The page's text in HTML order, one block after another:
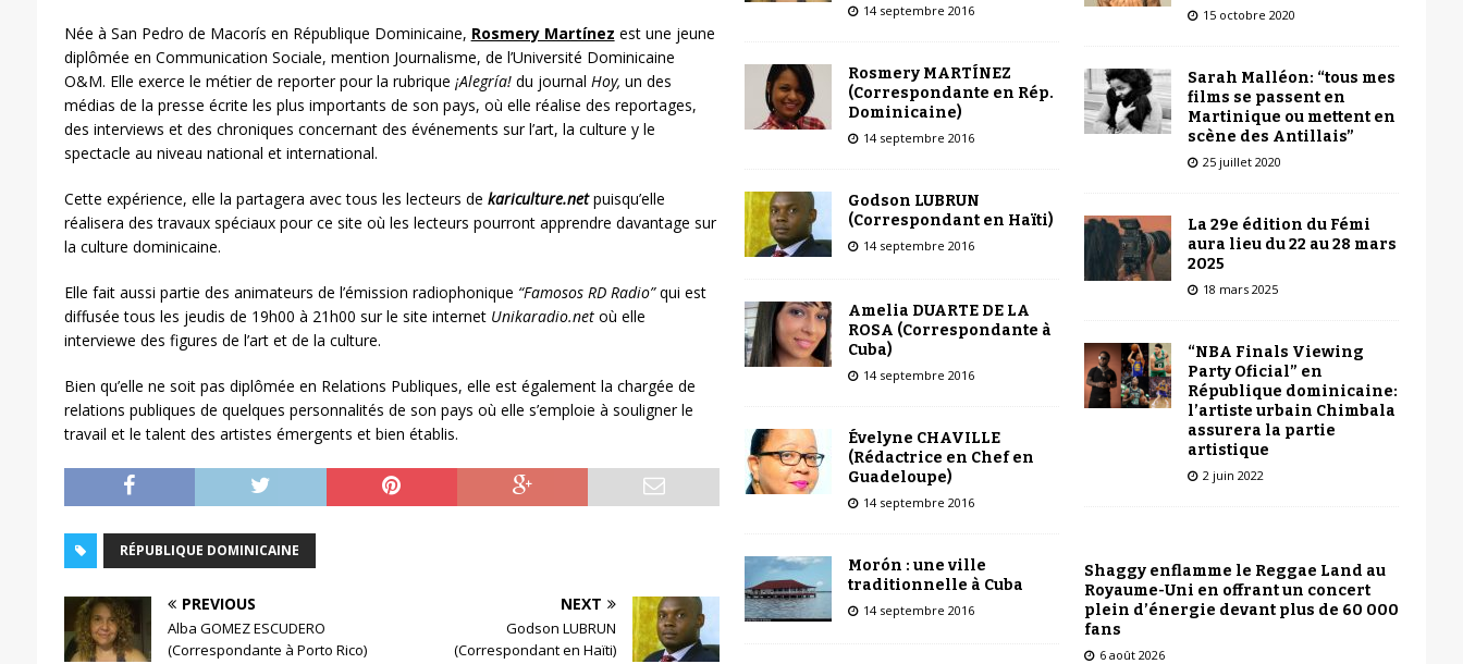
Née à San Pedro de Macorís en République Dominicaine, Rosmery Martínez est une jeune
diplômée en Communication Sociale, mention Journalisme, de l’Université Dominicaine
O&M. Elle exerce le métier de reporter pour la rubrique ¡Alegría! du journal Hoy, un des
médias de la presse écrite les plus importants de son pays, où elle réalise des reportages,
des interviews et des chroniques concernant des événements sur l’art, la culture y le
spectacle au niveau national et international.
Cette expérience, elle la partagera avec tous les lecteurs de kariculture.netpuisqu’elle
réalisera des travaux spéciaux pour ce site où les lecteurs pourront apprendre davantage sur
la culture dominicaine.
Elle fait aussi partie des animateurs de l’émission radiophonique “Famosos RD Radio”qui est
diffusée tous les jeudis de 19h00 à 21h00 sur le site internet Unikaradio.netoù elle
interviewe des figures de l’art et de la culture.
Bien qu’elle ne soit pas diplômée en Relations Publiques, elle est également la chargée de
relations publiques de quelques personnalités de son pays où elle s’emploie à souligner le
travail et le talent des artistes émergents et bien établis.
RÉPUBLIQUE DOMINICAINE
PREVIOUS
Alba GOMEZ ESCUDERO
(Correspondante à Porto Rico)
NEXT
Godson LUBRUN
(Correspondant en Haïti)
14 septembre 2016
Rosmery MARTÍNEZ
(Correspondante en Rép.
Dominicaine)
14 septembre 2016
Godson LUBRUN
(Correspondant en Haïti)
14 septembre 2016
Amelia DUARTE DE LA
ROSA (Correspondante à
Cuba)
14 septembre 2016
Évelyne CHAVILLE
(Rédactrice en Chef en
Guadeloupe)
14 septembre 2016
Morón : une ville
traditionnelle à Cuba
14 septembre 2016
15 octobre 2020
Sarah Malléon: “tous mes
films se passent en
Martinique ou mettent en
scène des Antillais”
25 juillet 2020
La 29e édition du Fémi
aura lieu du 22 au 28 mars
2025
18 mars 2025
“NBA Finals Viewing
Party Oficial” en
République dominicaine:
l’artiste urbain Chimbala
assurera la partie
artistique
2 juin 2022
Shaggy enflamme le Reggae Land au
Royaume-Uni en offrant un concert
plein d’énergie devant plus de 60 000
fans
6 août 2026